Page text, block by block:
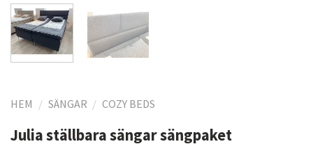
HEM / SÄNGAR / COZY BEDS
Julia ställbara sängar sängpaket